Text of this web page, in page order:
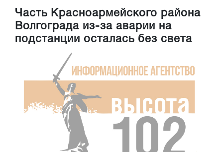
Часть Красноармейского района
Волгограда из-за аварии на
подстанции осталась без света